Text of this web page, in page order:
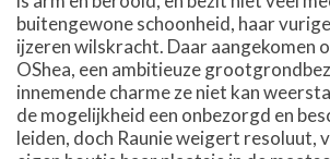
buitengewone schoonheid, haar
ijzeren wilskracht. Daar aangekomen
OShea, een ambitieuze
innemende charme ze niet kan
de mogelijkheid een onbezorgd en
leiden, doch Raunie weigert resoluut,